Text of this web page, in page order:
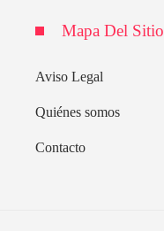
Mapa Del Sitio
Aviso Legal
Quiénes somos
Contacto